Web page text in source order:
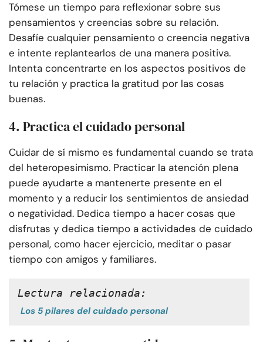
Tómese un tiempo para reflexionar sobre sus
pensamientos y creencias sobre su relación.
Desafíe cualquier pensamiento o creencia negativa
e intente replantearlos de una manera positiva.
Intenta concentrarte en los aspectos positivos de
tu relación y practica la gratitud por las cosas
buenas.
4. Practica el cuidado personal
Cuidar de sí mismo es fundamental cuando se trata
del heteropesimismo. Practicar la atención plena
puede ayudarte a mantenerte presente en el
momento y a reducir los sentimientos de ansiedad
o negatividad. Dedica tiempo a hacer cosas que
disfrutas y dedica tiempo a actividades de cuidado
personal, como hacer ejercicio, meditar o pasar
tiempo con amigos y familiares.
Lectura relacionada:
Los 5 pilares del cuidado personal